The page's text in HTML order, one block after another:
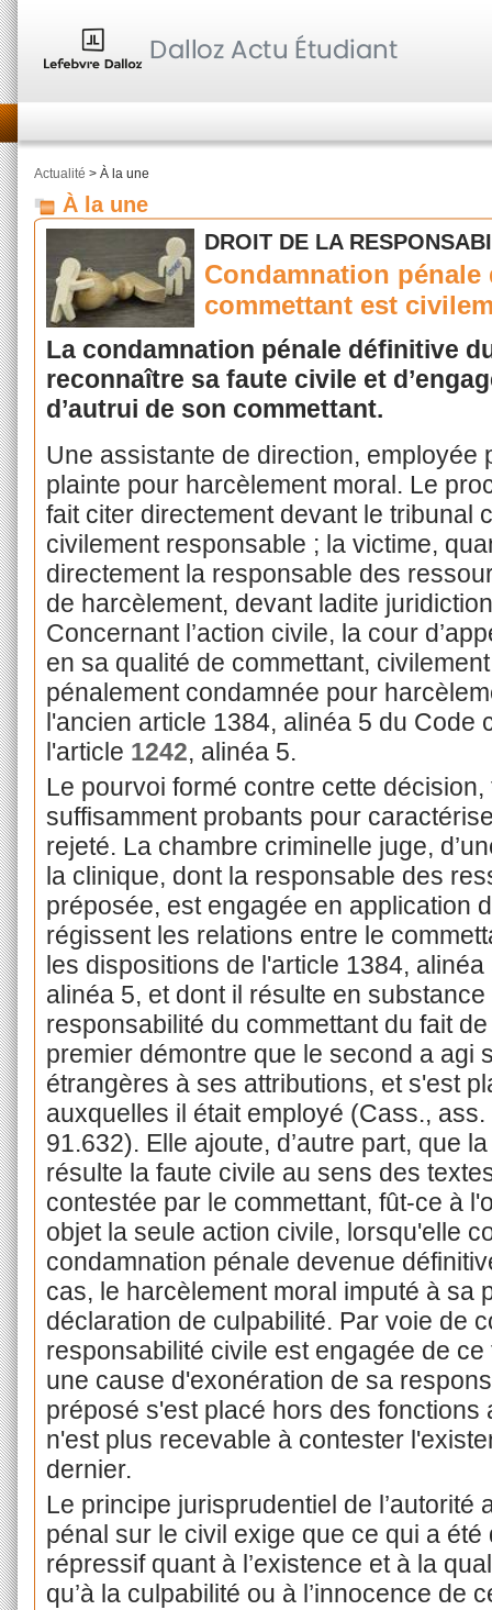
Actualité > À la une
À la une
DROIT DE LA
Condamnation
commettant est
La condamnation pénale définitive
reconnaître sa faute civile et
d’autrui de son commettant.
Une assistante de direction, employée
plainte pour harcèlement moral. Le
fait citer directement devant le tribunal
civilement responsable ; la victime,
directement la responsable des
de harcèlement, devant ladite
Concernant l’action civile, la cour
en sa qualité de commettant,
pénalement condamnée pour
l'ancien article 1384, alinéa 5 du Code
l'article 1242, alinéa 5.
Le pourvoi formé contre cette décision,
suffisamment probants pour
rejeté. La chambre criminelle juge,
la clinique, dont la responsable des
préposée, est engagée en application
régissent les relations entre le
les dispositions de l'article 1384,
alinéa 5, et dont il résulte en
responsabilité du commettant du fait
premier démontre que le second a agi
étrangères à ses attributions, et s'est
auxquelles il était employé (Cass.,
91.632). Elle ajoute, d’autre part, que
résulte la faute civile au sens des
contestée par le commettant, fût-ce à
objet la seule action civile, lorsqu'elle
condamnation pénale devenue
cas, le harcèlement moral imputé à sa
déclaration de culpabilité. Par voie de
responsabilité civile est engagée de
une cause d'exonération de sa
préposé s'est placé hors des fonctions
n'est plus recevable à contester
dernier.
Le principe jurisprudentiel de l’autorité
pénal sur le civil exige que ce qui a
répressif quant à l’existence et à la
qu’à la culpabilité ou à l’innocence de